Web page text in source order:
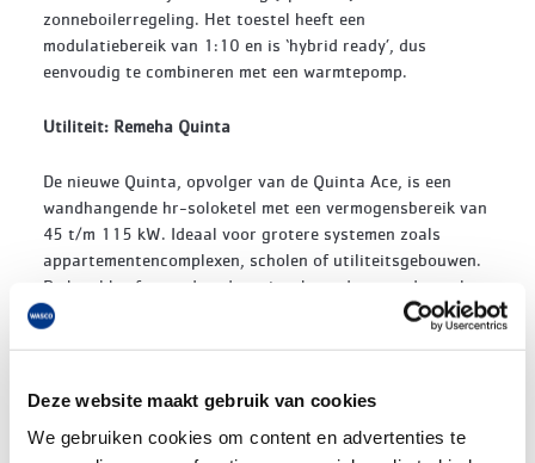
Deze website maakt gebruik van cookies
We gebruiken cookies om content en advertenties te
zonneboilerregeling. Het toestel heeft een
modulatiebereik van 1:10 en is ‘hybrid ready’, dus
eenvoudig te combineren met een warmtepomp.
Utiliteit: Remeha Quinta
De nieuwe Quinta, opvolger van de Quinta Ace, is een
wandhangende hr-soloketel met een vermogensbereik van
45 t/m 115 kW. Ideaal voor grotere systemen zoals
appartementencomplexen, scholen of utiliteitsgebouwen.
De ketel heeft standaard een ingebouwde cascaderegelaar
(tot 4 toestellen) en is ontworpen voor snelle installatie
en betrouwbare werking in zwaardere omgevingen. Vanaf
100% waterstof.
Wat hebben deze twee cv-ketels